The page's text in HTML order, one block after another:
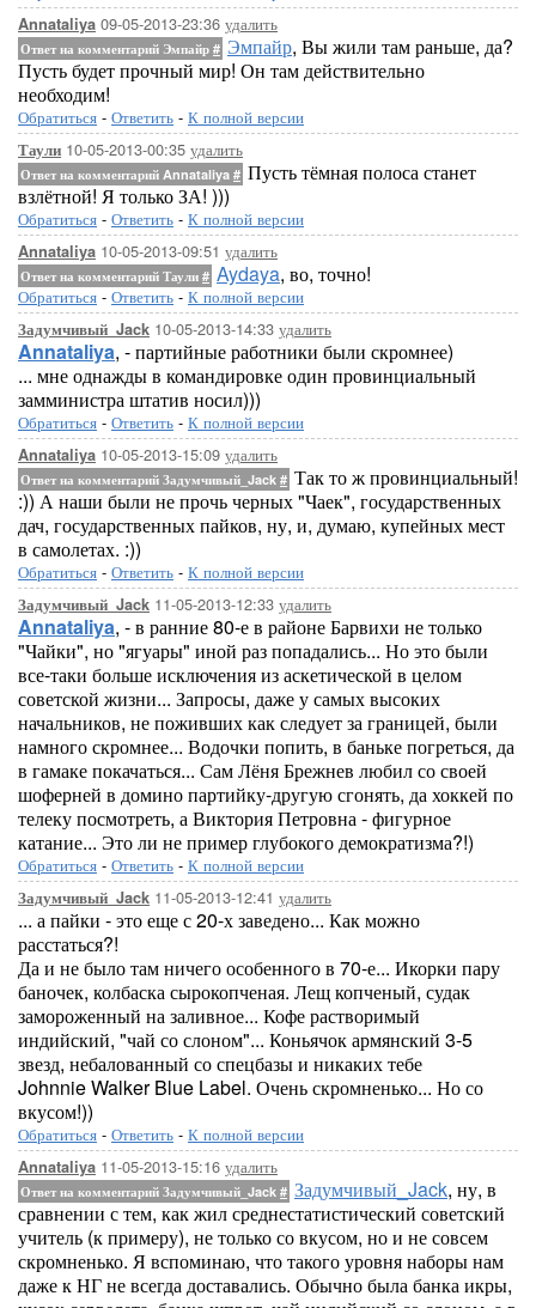
Annataliya 09-05-2013-23:36 удалить
Ответ на комментарий Эмпайр # Эмпайр, Вы жили там раньше, да?
Пусть будет прочный мир! Он там действительно
необходим!
Обратиться - Ответить - К полной версии
Таули 10-05-2013-00:35 удалить
Ответ на комментарий Annataliya # Пусть тёмная полоса станет
взлётной! Я только ЗА! )))
Обратиться - Ответить - К полной версии
Annataliya 10-05-2013-09:51 удалить
Ответ на комментарий Таули # Aydaya, во, точно!
Обратиться - Ответить - К полной версии
Задумчивый_Jack 10-05-2013-14:33 удалить
Annataliya, - партийные работники были скромнее)
... мне однажды в командировке один провинциальный
замминистра штатив носил)))
Обратиться - Ответить - К полной версии
Annataliya 10-05-2013-15:09 удалить
Ответ на комментарий Задумчивый_Jack # Так то ж провинциальный!
:)) А наши были не прочь черных "Чаек", государственных
дач, государственных пайков, ну, и, думаю, купейных мест
в самолетах. :))
Обратиться - Ответить - К полной версии
Задумчивый_Jack 11-05-2013-12:33 удалить
Annataliya, - в ранние 80-е в районе Барвихи не только
"Чайки", но "ягуары" иной раз попадались... Но это были
все-таки больше исключения из аскетической в целом
советской жизни... Запросы, даже у самых высоких
начальников, не поживших как следует за границей, были
намного скромнее... Водочки попить, в баньке погреться, да
в гамаке покачаться... Сам Лёня Брежнев любил со своей
шоферней в домино партийку-другую сгонять, да хоккей по
телеку посмотреть, а Виктория Петровна - фигурное
катание... Это ли не пример глубокого демократизма?!)
Обратиться - Ответить - К полной версии
Задумчивый_Jack 11-05-2013-12:41 удалить
... а пайки - это еще с 20-х заведено... Как можно
расстаться?!
Да и не было там ничего особенного в 70-е... Икорки пару
баночек, колбаска сырокопченая. Лещ копченый, судак
замороженный на заливное... Кофе растворимый
индийский, "чай со слоном"... Коньячок армянский 3-5
звезд, небалованный со спецбазы и никаких тебе
Johnnie Walker Blue Label. Очень скромненько... Но со
вкусом!))
Обратиться - Ответить - К полной версии
Annataliya 11-05-2013-15:16 удалить
Ответ на комментарий Задумчивый_Jack # Задумчивый_Jack, ну, в
сравнении с тем, как жил среднестатистический советский
учитель (к примеру), не только со вкусом, но и не совсем
скромненько. Я вспоминаю, что такого уровня наборы нам
даже к НГ не всегда доставались. Обычно была банка икры,